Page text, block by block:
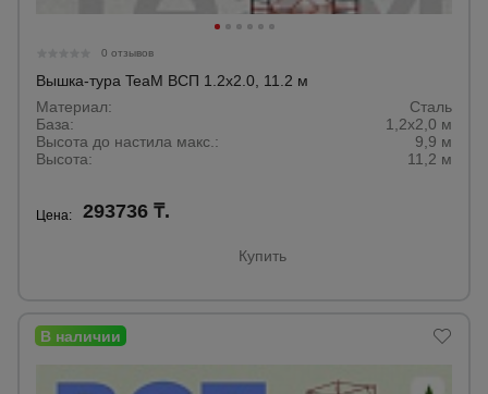
0 отзывов
Вышка-тура TeaM ВСП 1.2х2.0, 11.2 м
Материал:
Сталь
База:
1,2х2,0 м
Высота до настила макс.:
9,9 м
Высота:
11,2 м
Цена: 293736 ₸.
Купить